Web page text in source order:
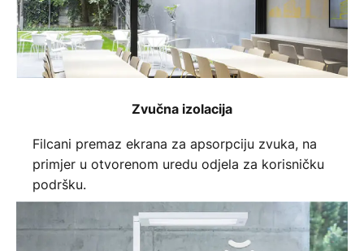
Zvučna izolacija
Filcani premaz ekrana za apsorpciju zvuka, na
primjer u otvorenom uredu odjela za korisničku
podršku.